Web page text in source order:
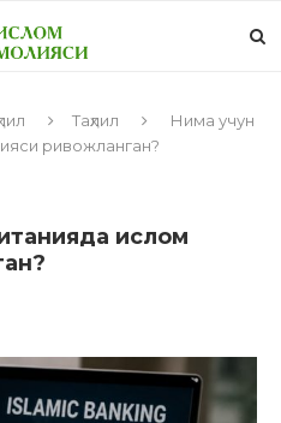
Таҳлил
Нима учун
ривожланган?
ислом